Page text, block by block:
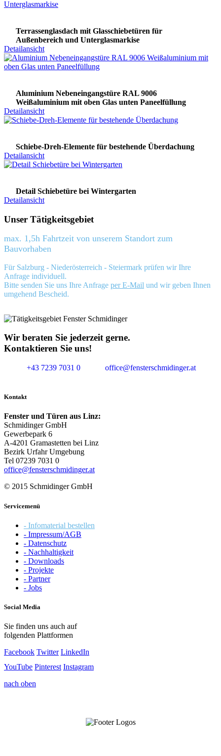
Terrassenglasdach mit Glasschiebetüren für
Außenbereich und Unterglasmarkise
Detailansicht
Aluminium Nebeneingangstüre RAL 9006
Weißaluminium mit oben Glas unten Paneelfüllung
Detailansicht
Schiebe-Dreh-Elemente für bestehende Überdachung
Detailansicht
Detail Schiebetüre bei Wintergarten
Detailansicht
Unser Tätigkeitsgebiet
max. 1,5h Fahrtzeit von unserem Standort zum
Bauvorhaben
Für Salzburg - Niederösterreich - Steiermark prüfen wir Ihre
Anfrage individuell.
Bitte senden Sie uns Ihre Anfrage per E-Mail und wir geben Ihnen
umgehend Bescheid.
Wir beraten Sie jederzeit gerne.
Kontaktieren Sie uns!
+43 7239 7031 0 office@fensterschmidinger.at
Kontakt
Fenster und Türen aus Linz:
Schmidinger GmbH
Gewerbepark 6
A-4201 Gramastetten bei Linz
Bezirk Urfahr Umgebung
Tel 07239 7031 0
office@fensterschmidinger.at
© 2015 Schmidinger GmbH
Servicemenü
- Infomaterial bestellen
- Impressum/AGB
- Datenschutz
- Nachhaltigkeit
- Downloads
- Projekte
- Partner
- Jobs
Social Media
Sie finden uns auch auf
folgenden Plattformen
Facebook Twitter LinkedIn
YouTube Pinterest Instagram
nach oben